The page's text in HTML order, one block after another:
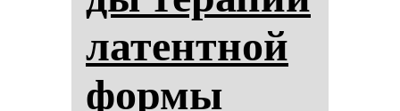
ла­тен­тной
фор­мы